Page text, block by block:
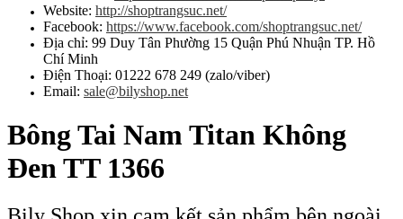
Website: http://shoptrangsuc.net/
Facebook: https://www.facebook.com/shoptrangsuc.net/
Địa chỉ: 99 Duy Tân Phường 15 Quận Phú Nhuận TP. Hồ
Chí Minh
Điện Thoại: 01222 678 249 (zalo/viber)
Email: sale@bilyshop.net
Bông Tai Nam Titan Không
Đen TT 1366